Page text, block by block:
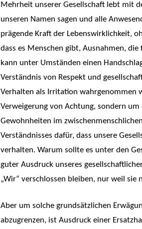
Mehrheit unserer Gesellschaft lebt mit
unseren Namen sagen und alle
prägende Kraft der Lebenswirklichkeit,
dass es Menschen gibt, Ausnahmen,
kann unter Umständen einen
Verständnis von Respekt und
Verhalten als Irritation wahrgenommen
Verweigerung von Achtung, sondern
Gewohnheiten im
Verständnisses dafür, dass unsere
verhalten. Warum sollte es unter den
guter Ausdruck unseres
„Wir“ verschlossen bleiben, nur weil sie
Aber um solche grundsätzlichen
abzugrenzen, ist Ausdruck einer